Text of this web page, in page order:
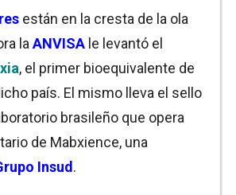
están en la cresta de la ola
la ANVISA le levantó el
, el primer bioequivalente de
país. El mismo lleva el sello
brasileño que opera
de Mabxience, una
Insud .